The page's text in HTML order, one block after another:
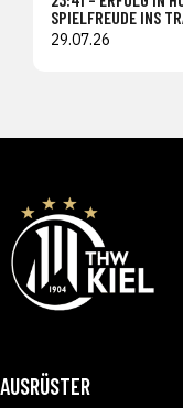
SPIELFREUDE INS
29.07.26
AUSRÜSTER